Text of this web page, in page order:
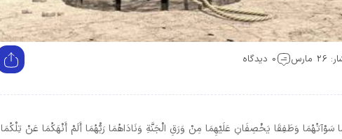
0 دیدگاه
سَوْآتُهُمَا وَطَفِقَا يَخْصِفَانِ عَلَيْهِمَا مِنْ وَرَقِ الْجَنَّةِ وَنَادَاهُمَا رَبُّهُمَا أَلَمْ أَنْهَكُمَا عَنْ تِلْكُمَا